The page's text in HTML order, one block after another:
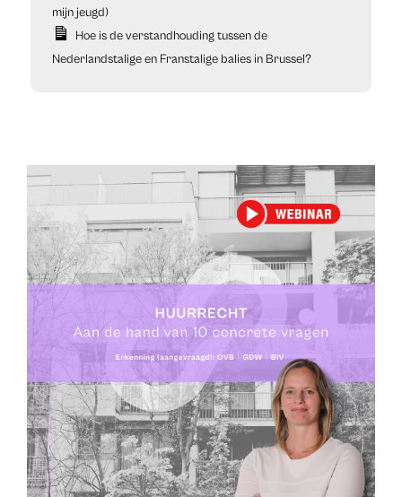
mijn jeugd)
Hoe is de verstandhouding tussen de
Nederlandstalige en Franstalige balies in Brussel?